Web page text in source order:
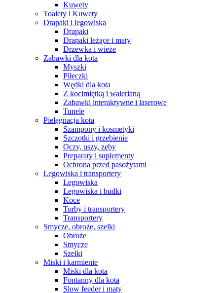
Kuwety
Toalety i Kuwety
Drapaki i legowiska
Drapaki
Drapaki leżące i maty
Drzewka i wieże
Zabawki dla kota
Myszki
Piłeczki
Wędki dla kota
Z kocimiętką i walerianą
Zabawki interaktywne i laserowe
Tunele
Pielęgnacja kota
Szampony i kosmetyki
Szczotki i grzebienie
Oczy, uszy, zęby
Preparaty i suplementy
Ochrona przed pasożytami
Legowiska i transportery
Legowiska
Legowiska i budki
Koce
Torby i transportery
Transportery
Smycze, obroże, szelki
Obroże
Smycze
Szelki
Miski i karmienie
Miski dla kota
Fontanny dla kota
Slow feeder i maty